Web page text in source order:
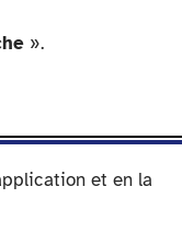
».
et en la